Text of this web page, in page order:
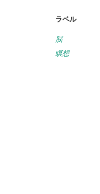
ラベル
脳
瞑想